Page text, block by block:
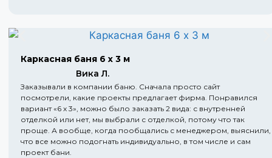
Каркасная баня 6 х 3 м
Вика Л.
Заказывали в компании баню. Сначала просто сайт
посмотрели, какие проекты предлагает фирма. Понравился
вариант «6 х 3», можно было заказать 2 вида: с внутренней
отделкой или нет, мы выбрали с отделкой, потому что так
проще. А вообще, когда пообщались с менеджером, выяснили,
что все можно подогнать индивидуально, в том числе и сам
проект бани.